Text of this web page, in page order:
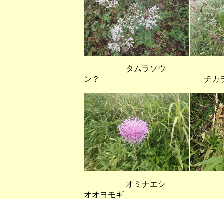
タムラソウ
ン？ チカラシ
オミナエ
オオヨモギ